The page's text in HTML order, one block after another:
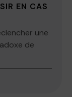
EN CAS
une
de